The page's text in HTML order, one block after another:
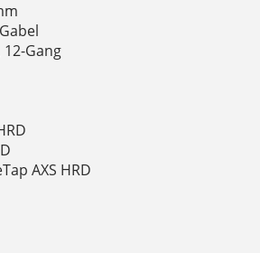
12-Gang
AXS HRD